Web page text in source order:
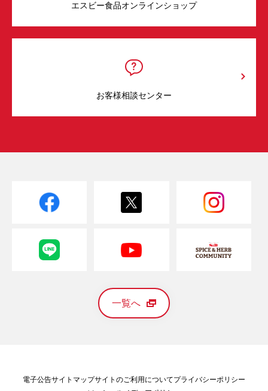
エスビー食品オンラインショップ
お客様相談センター
一覧へ
電子公告サイトマップサイトのご利用についてプライバシーポリシー